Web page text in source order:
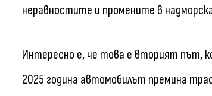
неравностите и промените в
Интересно е, че това е вторият път,
2025 година автомобилът премина